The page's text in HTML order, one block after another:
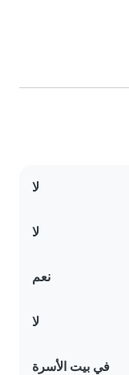
لا
لا
نعم
لا
في بيت الأسرة